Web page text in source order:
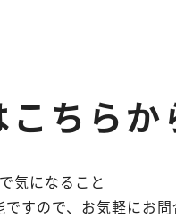
こちらか
気になること
すので、お気軽にお